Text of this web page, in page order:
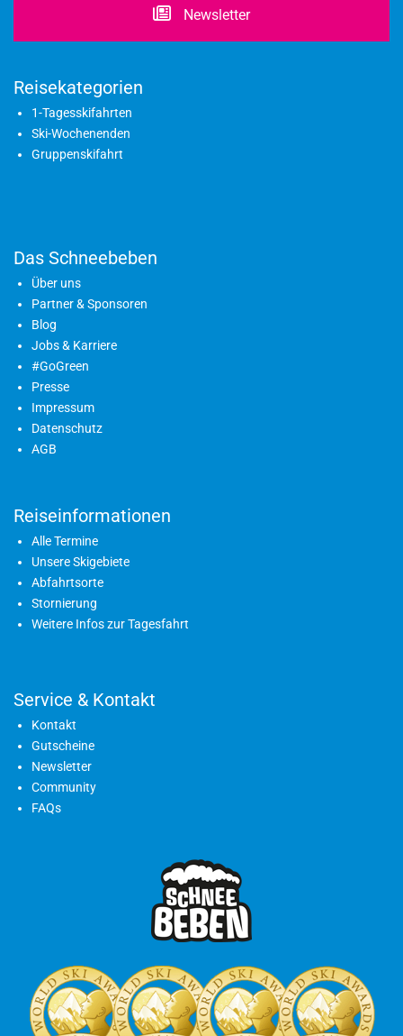
Newsletter
Reisekategorien
1-Tagesskifahrten
Ski-Wochenenden
Gruppenskifahrt
Das Schneebeben
Über uns
Partner & Sponsoren
Blog
Jobs & Karriere
#GoGreen
Presse
Impressum
Datenschutz
AGB
Reiseinformationen
Alle Termine
Unsere Skigebiete
Abfahrtsorte
Stornierung
Weitere Infos zur Tagesfahrt
Service & Kontakt
Kontakt
Gutscheine
Newsletter
Community
FAQs